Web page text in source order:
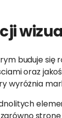
buduje się
oraz
wyróżnia